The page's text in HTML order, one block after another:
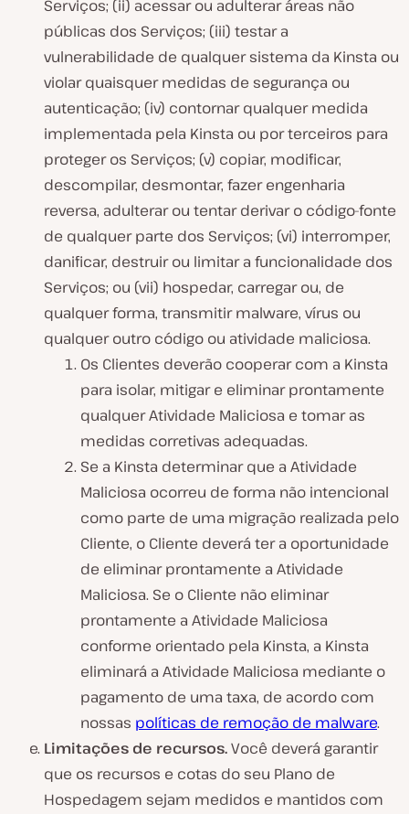
Serviços; (ii) acessar ou adulterar áreas não
públicas dos Serviços; (iii) testar a
vulnerabilidade de qualquer sistema da Kinsta ou
violar quaisquer medidas de segurança ou
autenticação; (iv) contornar qualquer medida
implementada pela Kinsta ou por terceiros para
proteger os Serviços; (v) copiar, modificar,
descompilar, desmontar, fazer engenharia
reversa, adulterar ou tentar derivar o código-fonte
de qualquer parte dos Serviços; (vi) interromper,
danificar, destruir ou limitar a funcionalidade dos
Serviços; ou (vii) hospedar, carregar ou, de
qualquer forma, transmitir malware, vírus ou
qualquer outro código ou atividade maliciosa.
Os Clientes deverão cooperar com a Kinsta
para isolar, mitigar e eliminar prontamente
qualquer Atividade Maliciosa e tomar as
medidas corretivas adequadas.
Se a Kinsta determinar que a Atividade
Maliciosa ocorreu de forma não intencional
como parte de uma migração realizada pelo
Cliente, o Cliente deverá ter a oportunidade
de eliminar prontamente a Atividade
Maliciosa. Se o Cliente não eliminar
prontamente a Atividade Maliciosa
conforme orientado pela Kinsta, a Kinsta
eliminará a Atividade Maliciosa mediante o
pagamento de uma taxa, de acordo com
nossas políticas de remoção de malware.
Limitações de recursos.Você deverá garantir
que os recursos e cotas do seu Plano de
Hospedagem sejam medidos e mantidos com